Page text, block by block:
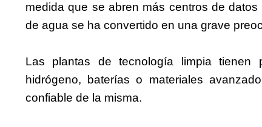
medida que se abren más centros de
de agua se ha convertido en una grave
Las plantas de tecnología limpia tienen
hidrógeno, baterías o materiales
confiable de la misma.